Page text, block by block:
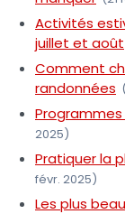
Activités
juillet et août
Comment
randonnées
2025)
Pratiquer la
févr. 2025)
Les plus